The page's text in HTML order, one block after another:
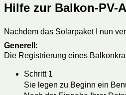
Hilfe zur Balkon-PV-
Nachdem das Solarpaket I nun
Generell :
Die Registrierung eines
Schritt 1
Sie legen zu Beginn ein